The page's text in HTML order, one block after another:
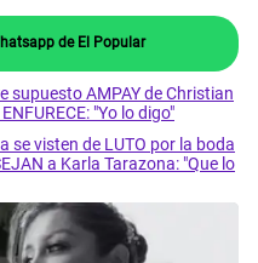
de El Popular
supuesto AMPAY de Christian
"Yo lo digo"
se visten de LUTO por la boda
a Karla Tarazona: "Que lo